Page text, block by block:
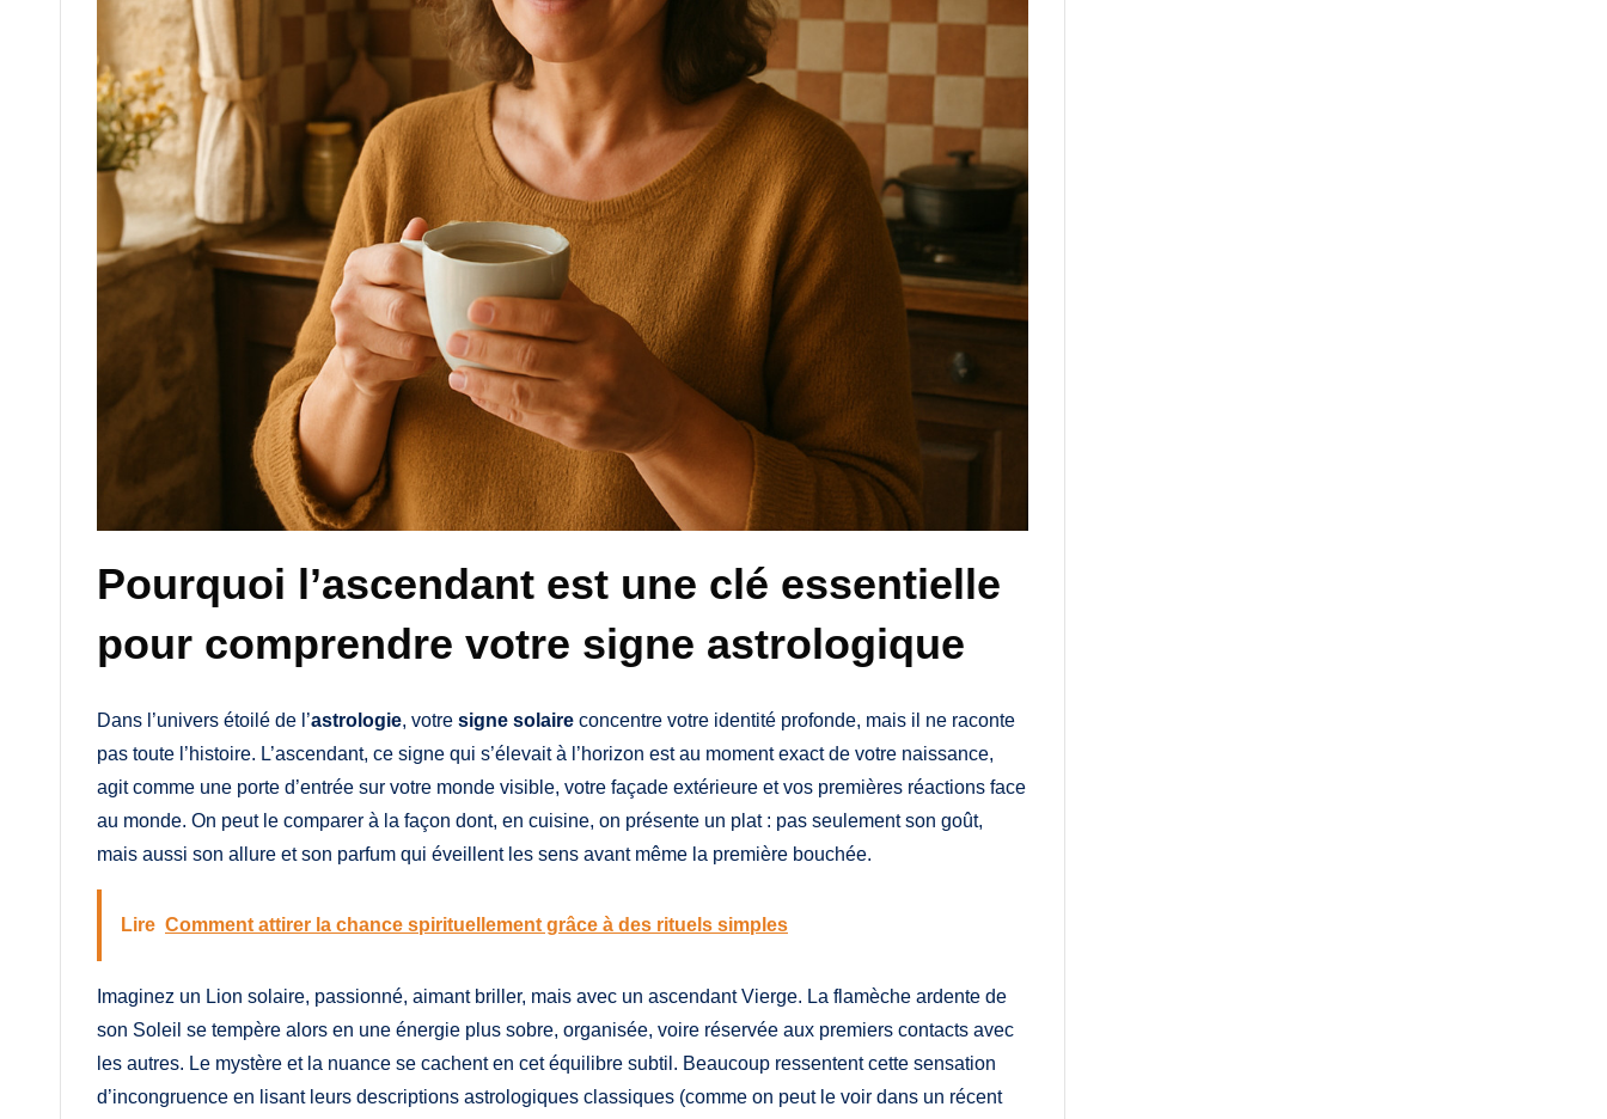
Pourquoi l’ascendant est une clé essentielle
pour comprendre votre signe astrologique
Dans l’univers étoilé de l’astrologie, votre signe solaire concentre votre identité profonde, mais il ne raconte
pas toute l’histoire. L’ascendant, ce signe qui s’élevait à l’horizon est au moment exact de votre naissance,
agit comme une porte d’entrée sur votre monde visible, votre façade extérieure et vos premières réactions face
au monde. On peut le comparer à la façon dont, en cuisine, on présente un plat : pas seulement son goût,
mais aussi son allure et son parfum qui éveillent les sens avant même la première bouchée.
Lire Comment attirer la chance spirituellement grâce à des rituels simples
Imaginez un Lion solaire, passionné, aimant briller, mais avec un ascendant Vierge. La flamèche ardente de
son Soleil se tempère alors en une énergie plus sobre, organisée, voire réservée aux premiers contacts avec
les autres. Le mystère et la nuance se cachent en cet équilibre subtil. Beaucoup ressentent cette sensation
d’incongruence en lisant leurs descriptions astrologiques classiques (comme on peut le voir dans un récent